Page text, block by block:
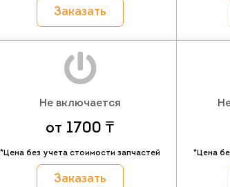
Заказать
Не включается
от 1700 ₸
*Цена без учета стоимости запчастей
Заказать
*Цена